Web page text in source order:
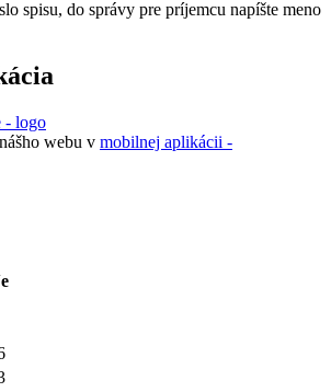
spisu, do správy pre príjemcu napíšte meno
webu v mobilnej aplikácii -